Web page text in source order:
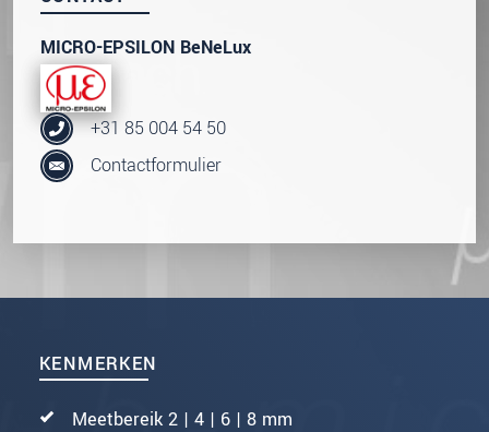
KENMERKEN
Meetbereik 2 | 4 | 6 | 8 mm
MICRO-EPSILON BeNeLux
+31 85 004 54 50
Contactformulier